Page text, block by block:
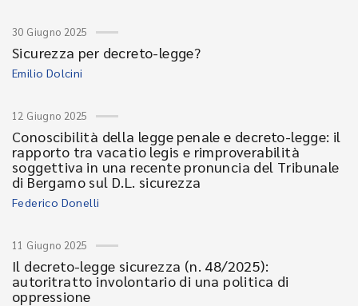
30 Giugno 2025
Sicurezza per decreto-legge?
Emilio Dolcini
12 Giugno 2025
Conoscibilità della legge penale e decreto-legge: il
rapporto tra vacatio legis e rimproverabilità
soggettiva in una recente pronuncia del Tribunale
di Bergamo sul D.L. sicurezza
Federico Donelli
11 Giugno 2025
Il decreto-legge sicurezza (n. 48/2025):
autoritratto involontario di una politica di
oppressione